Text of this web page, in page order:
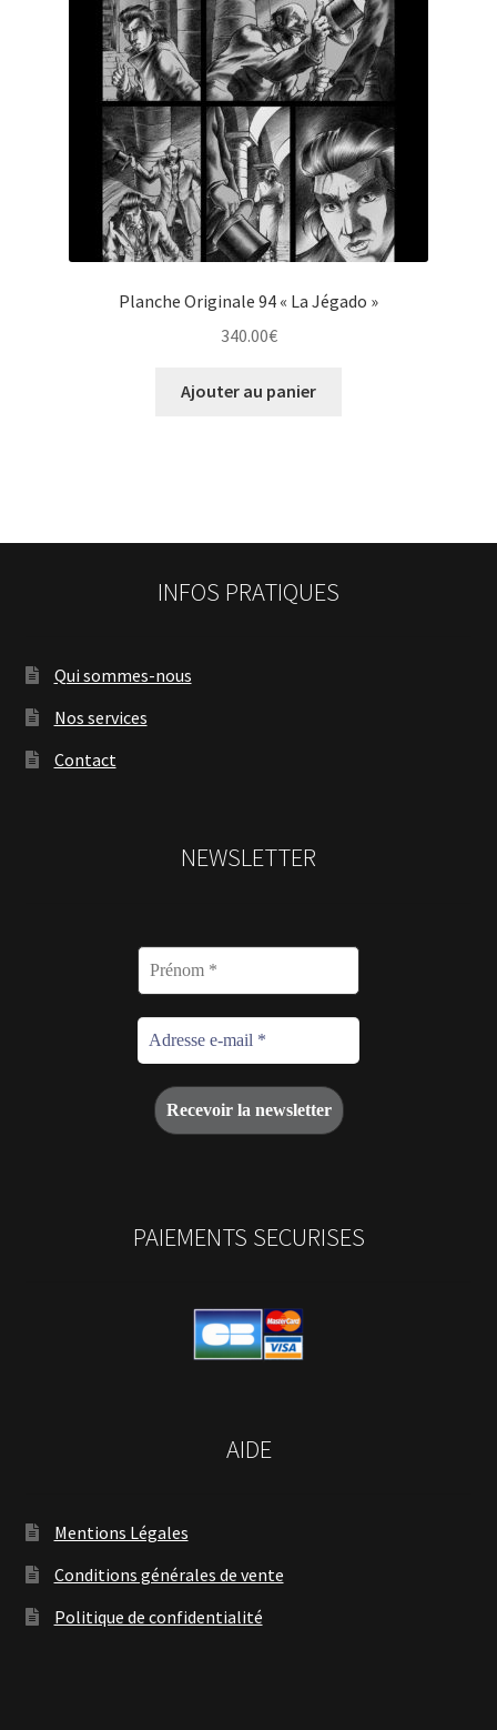
Planche Originale 94 « La Jégado »
340.00€
Ajouter au panier
INFOS PRATIQUES
Qui sommes-nous
Nos services
Contact
NEWSLETTER
PAIEMENTS SECURISES
AIDE
Mentions Légales
Conditions générales de vente
Politique de confidentialité